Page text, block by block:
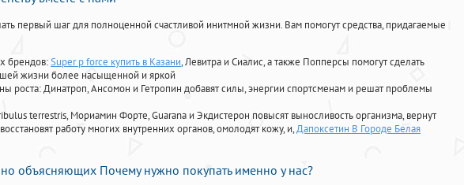
первый шаг для полноценной счастливой инитмной жизни. Вам помогут средства, придагаемые
брендов:Super p force купить в Казани, Левитра и Сиалис, а также Попперсы помогут сделать
жизни более насыщенной и яркой
роста: Динатроп, Ансомон и Гетропин добавят силы, энергии спортсменам и решат проблемы
terrestris, Мориамин Форте, Guarana и Экдистерон повысят выносливость организма, вернут
работу многих внутренних органов, омолодят кожу, и,Дапоксетин В Городе Белая
объясняющих Почему нужно покупать именно у нас?